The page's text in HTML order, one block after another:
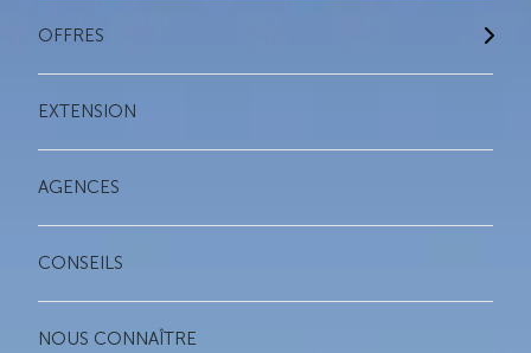
OFFRES
EXTENSION
AGENCES
CONSEILS
NOUS CONNAÎTRE